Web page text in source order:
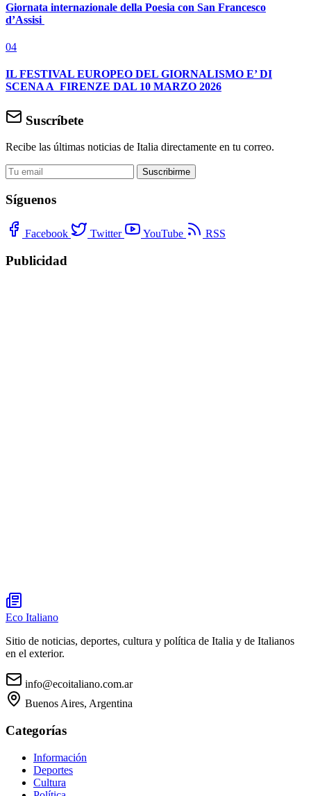
Giornata internazionale della Poesia con San Francesco
d’Assisi
04
IL FESTIVAL EUROPEO DEL GIORNALISMO E’ DI
SCENA A FIRENZE DAL 10 MARZO 2026
Suscríbete
Recibe las últimas noticias de Italia directamente en tu correo.
Suscribirme
Síguenos
Facebook Twitter YouTube RSS
Publicidad
Eco Italiano
Sitio de noticias, deportes, cultura y política de Italia y de Italianos
en el exterior.
info@ecoitaliano.com.ar
Buenos Aires, Argentina
Categorías
Información
Deportes
Cultura